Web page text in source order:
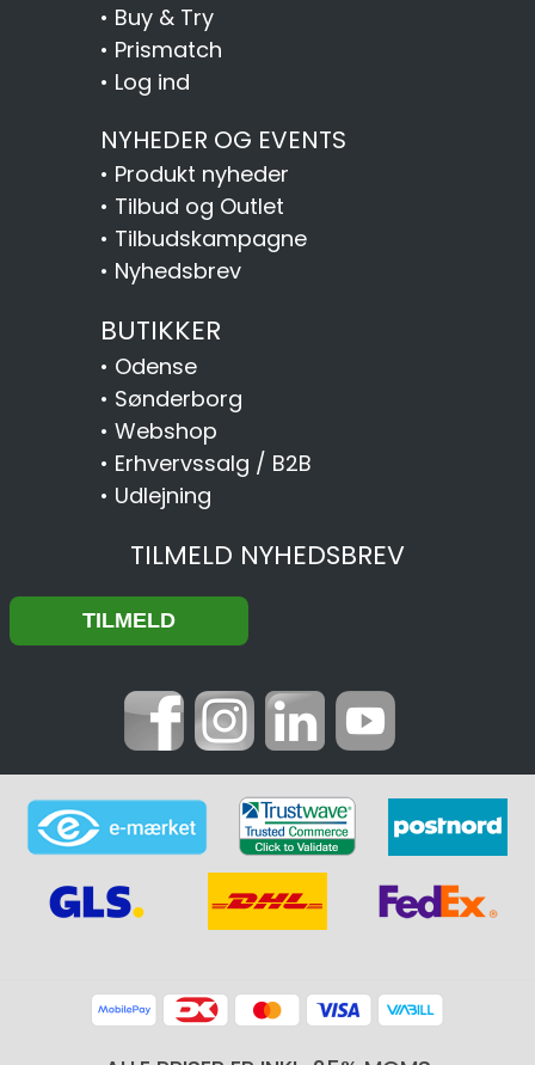
• Buy & Try
• Prismatch
• Log ind
NYHEDER OG EVENTS
• Produkt nyheder
• Tilbud og Outlet
• Tilbudskampagne
• Nyhedsbrev
BUTIKKER
• Odense
• Sønderborg
• Webshop
• Erhvervssalg / B2B
• Udlejning
TILMELD NYHEDSBREV